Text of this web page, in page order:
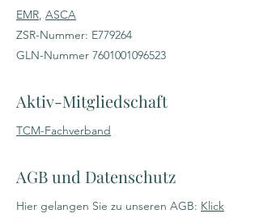
EMR, ASCA
ZSR-Nummer: E779264
GLN-Nummer 7601001096523
Aktiv-Mitgliedschaft
TCM-Fachverband
AGB und Datenschutz
Hier gelangen Sie zu unseren AGB: Klick